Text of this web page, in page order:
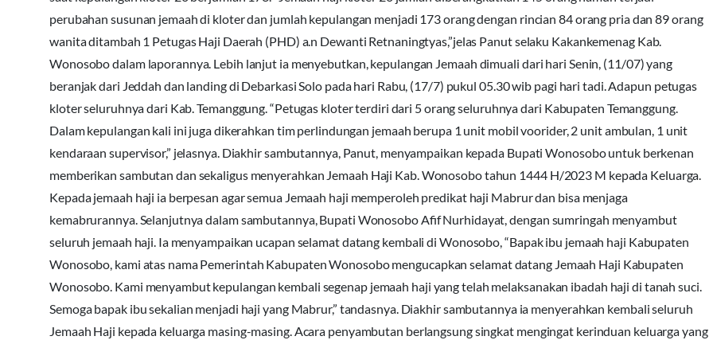
perubahan susunan jemaah di kloter dan jumlah kepulangan menjadi 173 orang dengan rincian 84 orang pria dan 89 orang
wanita ditambah 1 Petugas Haji Daerah (PHD) a.n Dewanti Retnaningtyas,”jelas Panut selaku Kakankemenag Kab.
Wonosobo dalam laporannya. Lebih lanjut ia menyebutkan, kepulangan Jemaah dimuali dari hari Senin, (11/07) yang
beranjak dari Jeddah dan landing di Debarkasi Solo pada hari Rabu, (17/7) pukul 05.30 wib pagi hari tadi. Adapun petugas
kloter seluruhnya dari Kab. Temanggung. “Petugas kloter terdiri dari 5 orang seluruhnya dari Kabupaten Temanggung.
Dalam kepulangan kali ini juga dikerahkan tim perlindungan jemaah berupa 1 unit mobil voorider, 2 unit ambulan, 1 unit
kendaraan supervisor,” jelasnya. Diakhir sambutannya, Panut, menyampaikan kepada Bupati Wonosobo untuk berkenan
memberikan sambutan dan sekaligus menyerahkan Jemaah Haji Kab. Wonosobo tahun 1444 H/2023 M kepada Keluarga.
Kepada jemaah haji ia berpesan agar semua Jemaah haji memperoleh predikat haji Mabrur dan bisa menjaga
kemabrurannya. Selanjutnya dalam sambutannya, Bupati Wonosobo Afif Nurhidayat, dengan sumringah menyambut
seluruh jemaah haji. Ia menyampaikan ucapan selamat datang kembali di Wonosobo, “Bapak ibu jemaah haji Kabupaten
Wonosobo, kami atas nama Pemerintah Kabupaten Wonosobo mengucapkan selamat datang Jemaah Haji Kabupaten
Wonosobo. Kami menyambut kepulangan kembali segenap jemaah haji yang telah melaksanakan ibadah haji di tanah suci.
Semoga bapak ibu sekalian menjadi haji yang Mabrur,” tandasnya. Diakhir sambutannya ia menyerahkan kembali seluruh
Jemaah Haji kepada keluarga masing-masing. Acara penyambutan berlangsung singkat mengingat kerinduan keluarga yang